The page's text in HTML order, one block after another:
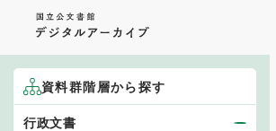
資料群階層から探す
行政文書